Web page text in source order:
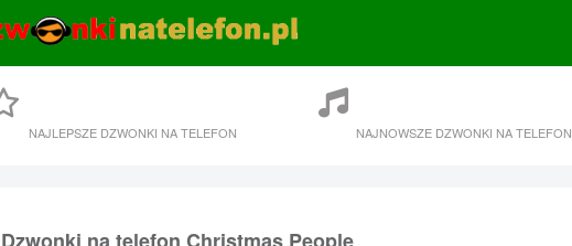
NAJLEPSZE DZWONKI NA TELEFON NAJNOWSZE DZWONKI NA TELEFON